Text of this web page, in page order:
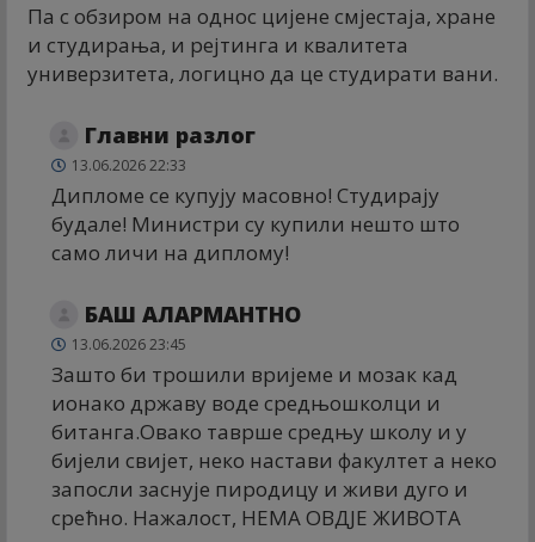
Па с обзиром на однос цијене смјестаја, хране
и студирања, и рејтинга и квалитета
универзитета, логицно да це студирати вани.
Главни разлог
13.06.2026 22:33
Дипломе се купују масовно! Студирају
будале! Министри су купили нешто што
само личи на диплому!
БАШ АЛАРМАНТНО
13.06.2026 23:45
Зашто би трошили вријеме и мозак кад
ионако државу воде средњошколци и
битанга.Овако таврше средњу школу и у
бијели свијет, неко настави факултет а неко
запосли заснује пиродицу и живи дуго и
срећно. Нажалост, НЕМА ОВДЈЕ ЖИВОТА